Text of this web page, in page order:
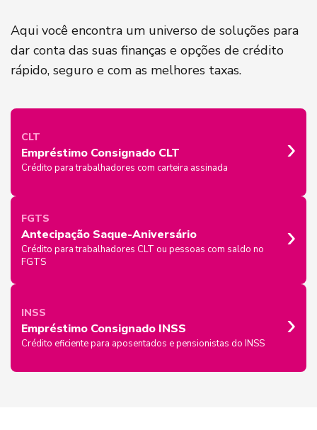
Aqui você encontra um universo de soluções para
dar conta das suas finanças e opções de crédito
rápido, seguro e com as melhores taxas.
CLT
Empréstimo Consignado CLT
Crédito para trabalhadores com carteira assinada ›
FGTS
Antecipação Saque-Aniversário
Crédito para trabalhadores CLT ou pessoas com saldo no
FGTS
›
INSS
Empréstimo Consignado INSS
Crédito eficiente para aposentados e pensionistas do INSS ›